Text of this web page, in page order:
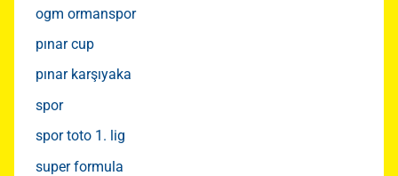
ogm ormanspor
pınar cup
pınar karşıyaka
spor
spor toto 1. lig
super formula